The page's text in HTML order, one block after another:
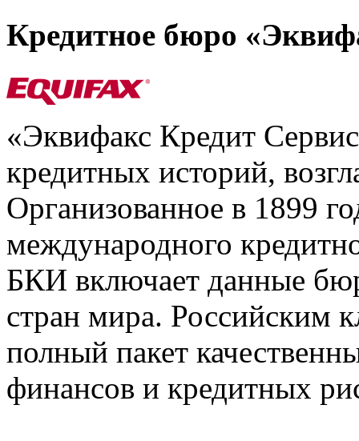
Кредитное бюро
«Эквифакс Кредит
кредитных историй,
Организованное в 1899
международного
БКИ включает данные
стран мира. Российским
полный пакет
финансов и кредитных